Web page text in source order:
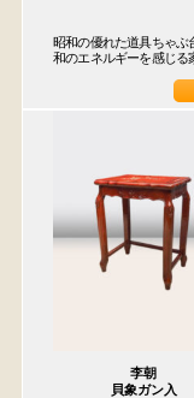
昭和の優れた道具ちゃぶ
和のエネルギーを感じる
李朝
貝象ガン入